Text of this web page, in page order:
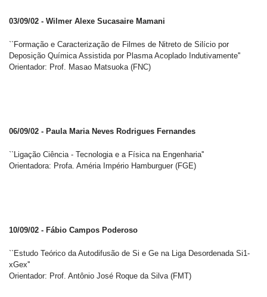
03/09/02 - Wilmer Alexe Sucasaire Mamani
``Formação e Caracterização de Filmes de Nitreto de Silício por
Deposição Química Assistida por Plasma Acoplado Indutivamente''
Orientador: Prof. Masao Matsuoka (FNC)
06/09/02 - Paula Maria Neves Rodrigues Fernandes
``Ligação Ciência - Tecnologia e a Física na Engenharia''
Orientadora: Profa. Améria Império Hamburguer (FGE)
10/09/02 - Fábio Campos Poderoso
``Estudo Teórico da Autodifusão de Si e Ge na Liga Desordenada Si1-
xGex''
Orientador: Prof. Antônio José Roque da Silva (FMT)